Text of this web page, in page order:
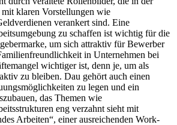
mit klaren Vorstellungen wie
verankert sind. Eine
zu schaffen ist wichtig für die
um sich attraktiv für Bewerber
in Unternehmen bei
wichtiger ist, denn je, um als
zu bleiben. Dau gehört auch einen
zu legen und ein
das Themen wie
eng verzahnt sieht mit
Arbeiten“, einer ausreichenden Work-